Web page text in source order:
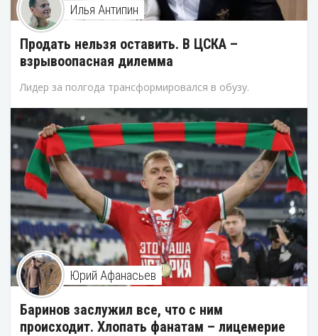
Илья Антипин
Продать нельзя оставить. В ЦСКА –
взрывоопасная дилемма
Лидер за полгода трансформировался в обузу.
Юрий Афанасьев
Баринов заслужил все, что с ним
происходит. Хлопать фанатам – лицемерие